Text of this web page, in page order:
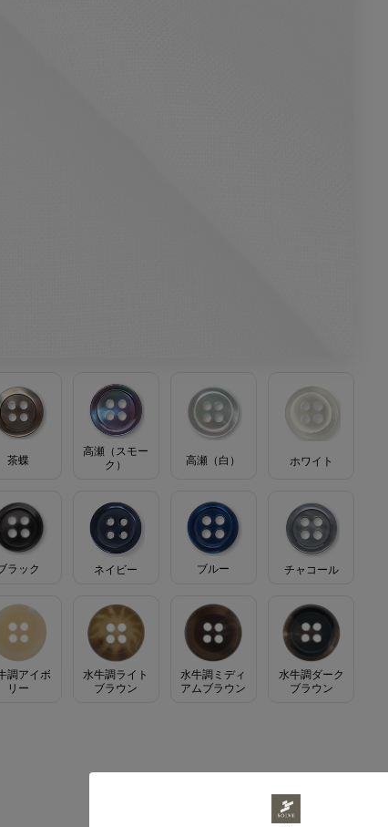
茶蝶
高瀬（スモー
ク）
高瀬（白） ホワイト
ラック ネイビー ブルー チャコール
調アイボ
リー
水牛調ライト
ブラウン
水牛調ミディ
アムブラウン
水牛調ダーク
ブラウン